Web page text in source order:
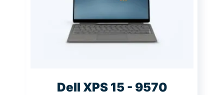
Dell XPS 15 - 9570